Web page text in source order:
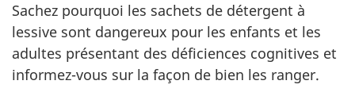
Sachez pourquoi les sachets de détergent à
lessive sont dangereux pour les enfants et les
adultes présentant des déficiences cognitives et
informez-vous sur la façon de bien les ranger.